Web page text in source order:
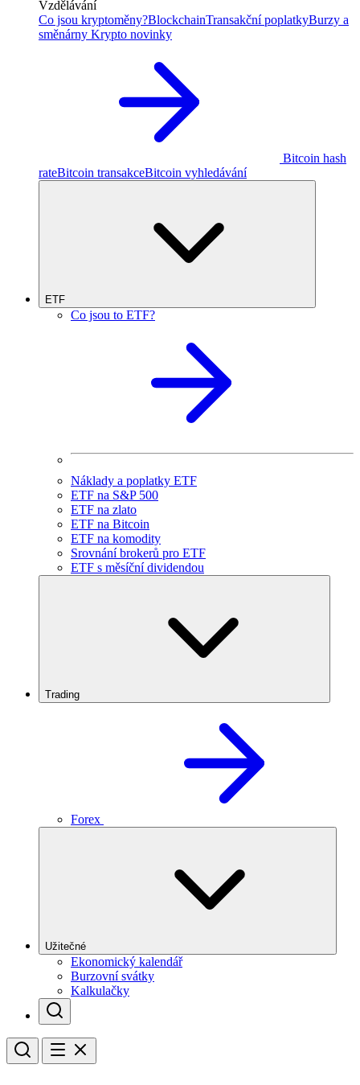
Vzdělávání
Co jsou kryptoměny?BlockchainTransakční poplatkyBurzy a
směnárny Krypto novinky
Bitcoin hash
rateBitcoin transakceBitcoin vyhledávání
ETF
Co jsou to ETF?
Náklady a poplatky ETF
ETF na S&P 500
ETF na zlato
ETF na Bitcoin
ETF na komodity
Srovnání brokerů pro ETF
ETF s měsíční dividendou
Trading
Forex
Užitečné
Ekonomický kalendář
Burzovní svátky
Kalkulačky